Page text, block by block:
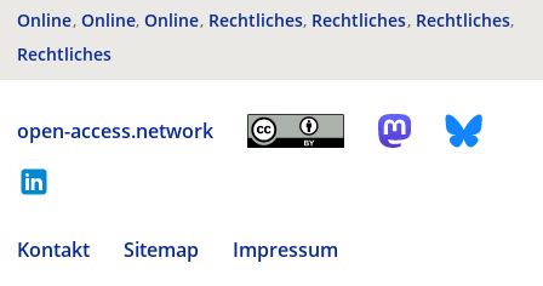
Online Online Online Rechtliches Rechtliches Rechtliches
Rechtliches
open-access.network
Kontakt Sitemap
Impressum